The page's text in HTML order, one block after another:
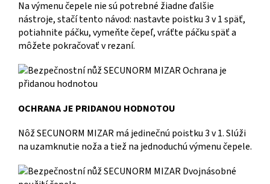
Na výmenu čepele nie sú potrebné žiadne ďalšie
nástroje, stačí tento návod: nastavte poistku 3 v 1 späť,
potiahnite páčku, vymeňte čepeľ, vráťte páčku späť a
môžete pokračovať v rezaní.
OCHRANA JE PRIDANOU HODNOTOU
Nôž SECUNORM MIZAR má jedinečnú poistku 3 v 1. Slúži
na uzamknutie noža a tiež na jednoduchú výmenu čepele.